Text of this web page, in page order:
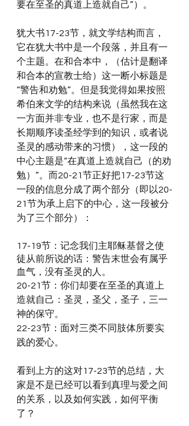
要在至圣的真道上造就自己”）。
犹大书17-23节，就文学结构而言，
它在犹大书中是一个段落，并且有一
个主题。在和合本中，（估计是翻译
和合本的宣教士给）这一断小标题是
“警告和劝勉”。但是我觉得如果按照
希伯来文学的结构来说（虽然我在这
一方面并非专业，也不是行家，而是
长期顺序读圣经学到的知识，或者说
圣灵的感动带来的习惯），这一段的
中心主题是“在真道上造就自己（的劝
勉）”。而20-21节正好把17-23节这
一段的信息分成了两个部分（即以20-
21节为承上启下的中心，这一段被分
为了三个部分）：
17-19节：记念我们主耶稣基督之使
徒从前所说的话：警告末世会有属乎
血气，没有圣灵的人。
20-21节：你们却要在至圣的真道上
造就自己：圣灵，圣父，圣子，三一
神的保守。
22-23节：面对三类不同肢体所要实
践的爱心。
看到上方的这对17-23节的总结，大
家是不是已经可以看到真理与爱之间
的关系，以及如何实践，如何平衡
了？